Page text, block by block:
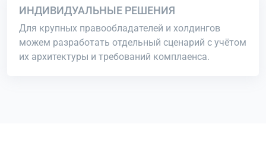
ИНДИВИДУАЛЬНЫЕ РЕШЕНИЯ
Для крупных правообладателей и холдингов
можем разработать отдельный сценарий с учётом
их архитектуры и требований комплаенса.